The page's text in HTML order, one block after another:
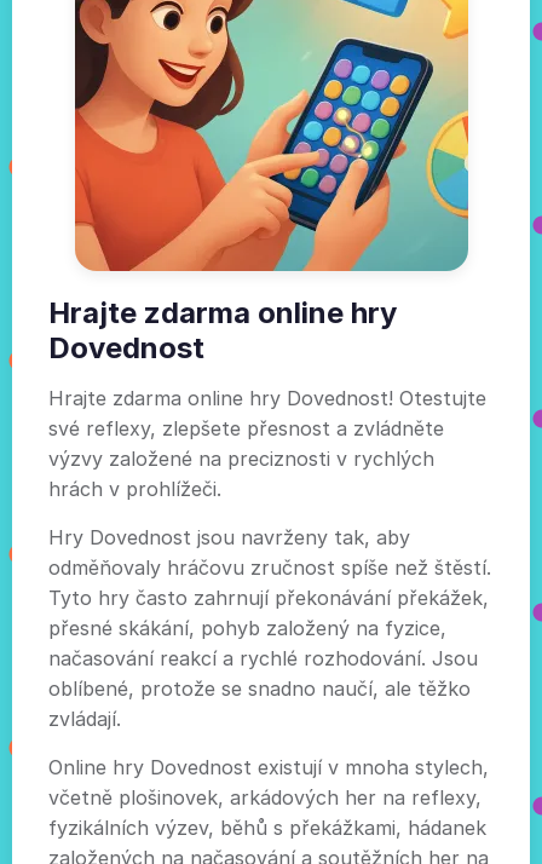
Hrajte zdarma online hry
Dovednost
Hrajte zdarma online hry Dovednost! Otestujte
své reflexy, zlepšete přesnost a zvládněte
výzvy založené na preciznosti v rychlých
hrách v prohlížeči.
Hry Dovednost jsou navrženy tak, aby
odměňovaly hráčovu zručnost spíše než štěstí.
Tyto hry často zahrnují překonávání překážek,
přesné skákání, pohyb založený na fyzice,
načasování reakcí a rychlé rozhodování. Jsou
oblíbené, protože se snadno naučí, ale těžko
zvládají.
Online hry Dovednost existují v mnoha stylech,
včetně plošinovek, arkádových her na reflexy,
fyzikálních výzev, běhů s překážkami, hádanek
založených na načasování a soutěžních her na